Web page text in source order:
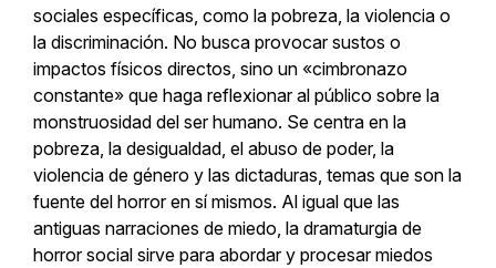
sociales específicas, como la pobreza, la violencia o
la discriminación. No busca provocar sustos o
impactos físicos directos, sino un «cimbronazo
constante» que haga reflexionar al público sobre la
monstruosidad del ser humano. Se centra en la
pobreza, la desigualdad, el abuso de poder, la
violencia de género y las dictaduras, temas que son la
fuente del horror en sí mismos. Al igual que las
antiguas narraciones de miedo, la dramaturgia de
horror social sirve para abordar y procesar miedos